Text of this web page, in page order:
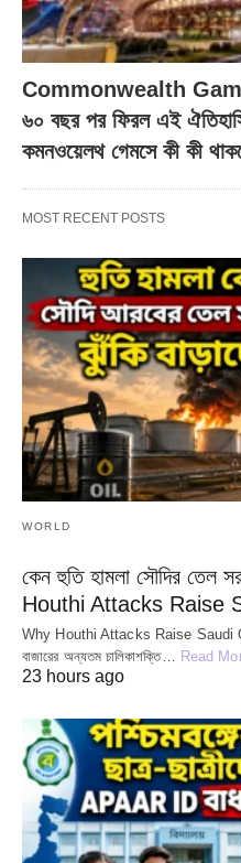
Commonwealth
৬০ বছর পর ফিরল এই
কমনওয়েলথ গেমসে কী কী
MOST RECENT POSTS
WORLD
কেন হুতি হামলা সৌদির তেল
Houthi Attacks Raise
Why Houthi Attacks Raise Saudi Oil
বাজারের অন্যতম চালিকাশক্তি… Read
23 hours ago